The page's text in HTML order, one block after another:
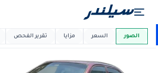
العربية دي ماركت الصور السعر مزايا تقرير الفحص